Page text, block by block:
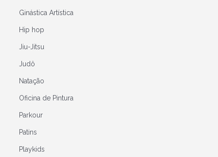
Ginástica Artística
Hip hop
Jiu-Jitsu
Judô
Natação
Oficina de Pintura
Parkour
Patins
Playkids